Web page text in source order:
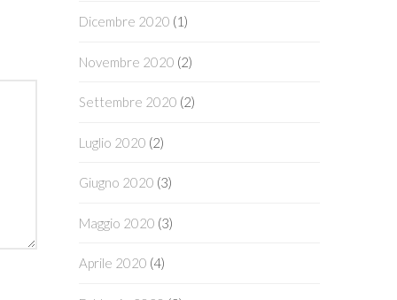
Dicembre 2020 (1)
Novembre 2020 (2)
Settembre 2020 (2)
Luglio 2020 (2)
Giugno 2020 (3)
Maggio 2020 (3)
Aprile 2020 (4)